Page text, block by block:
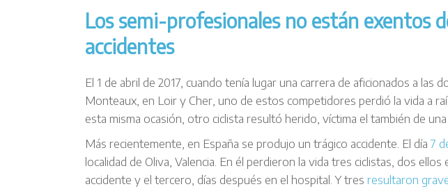
Los semi-profesionales no están exentos
accidentes
El 1 de abril de 2017, cuando tenía lugar una carrera de aficionados a las
Monteaux, en Loir y Cher, uno de estos competidores perdió la vida a
esta misma ocasión, otro ciclista resultó herido, víctima el también de una
Más recientemente, en España se produjo un trágico accidente. El día7
localidad de Oliva, Valencia. En él perdieron la vida tres ciclistas, dos
accidente y el tercero, días después en el hospital. Y tres resultaron